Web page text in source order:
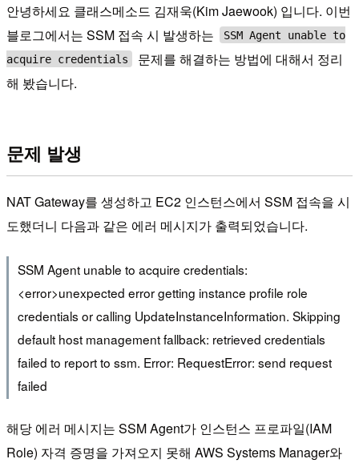
안녕하세요 클래스메소드 김재욱(Kim Jaewook) 입니다. 이번
블로그에서는 SSM 접속 시 발생하는
SSM Agent unable to
acquire credentials
문제를 해결하는 방법에 대해서 정리
해 봤습니다.
문제 발생
NAT Gateway를 생성하고 EC2 인스턴스에서 SSM 접속을 시
도했더니 다음과 같은 에러 메시지가 출력되었습니다.
SSM Agent unable to acquire credentials:
<error>unexpected error getting instance profile role
credentials or calling UpdateInstanceInformation. Skipping
default host management fallback: retrieved credentials
failed to report to ssm. Error: RequestError: send request
failed
해당 에러 메시지는 SSM Agent가 인스턴스 프로파일(IAM
Role) 자격 증명을 가져오지 못해 AWS Systems Manager와